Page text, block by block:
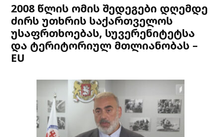
2008 წლის ომის შედეგები დღემდე
ძირს უთხრის საქართველოს
უსაფრთხოებას, სუვერენიტეტსა
და ტერიტორიულ მთლიანობას –
EU